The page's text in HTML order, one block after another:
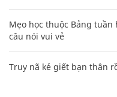
Mẹo học thuộc Bảng
câu nói vui vẻ
Truy nã kẻ giết bạn thân